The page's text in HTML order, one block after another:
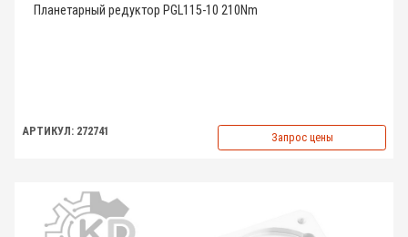
Планетарный редуктор PGL115-10 210Nm
АРТИКУЛ: 272741 Запрос цены